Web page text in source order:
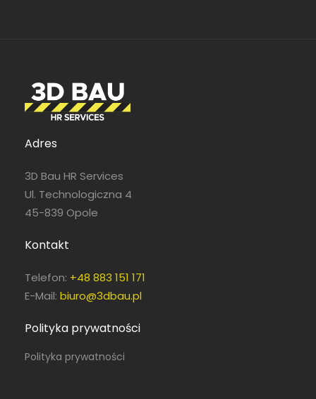
Adres
3D Bau HR Services
Ul. Technologiczna 4
45-839 Opole
Kontakt
Telefon: +48 883 151 171
E-Mail: biuro@3dbau.pl
Polityka prywatności
Polityka prywatności